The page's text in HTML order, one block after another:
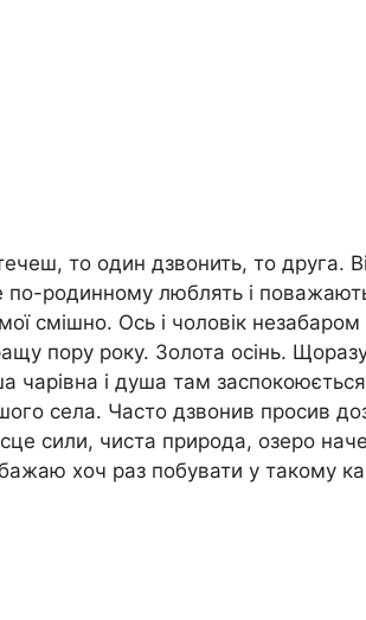
то один дзвонить, то друга.
по-родинному люблять і
смішно. Ось і чоловік
пору року. Золота осінь.
чарівна і душа там
села. Часто дзвонив просив
сили, чиста природа, озеро
хоч раз побувати у такому